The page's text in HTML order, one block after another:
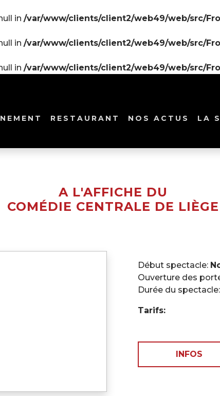
in /var/www/clients/client2/web49/web/src/
in /var/www/clients/client2/web49/web/src/
in /var/www/clients/client2/web49/web/src/
RESTAURANT NOS ACTUS LA
A L'AFFICHE DU
COMÉDIE CENTRALE DE LIÈGE
Début spectacle:
Ouverture des
Durée du spectacle:
Tarifs:
INFOS